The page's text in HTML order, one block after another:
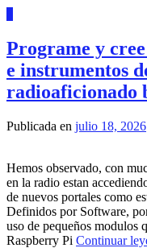
Programe y
e instrumentos
radioaficionado
Publicada en julio 18, 2026
Hemos observado, con
en la radio estan
de nuevos portales como
Definidos por Software,
uso de pequeños modulos
Raspberry Pi Continuar